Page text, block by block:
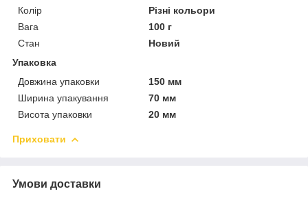
Колір
Різні кольори
Вага
100 г
Стан
Новий
Упаковка
Довжина упаковки
150 мм
Ширина упакування
70 мм
Висота упаковки
20 мм
Приховати
Умови доставки